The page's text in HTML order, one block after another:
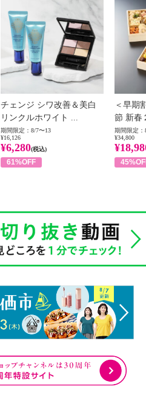
チェンジ シワ改善＆美白
リンクルホワイト ...
期間限定：8/7〜13
¥16,126
¥6,280(税込)
61%OFF
＜早期
節 新春
期間限定：
¥34,800